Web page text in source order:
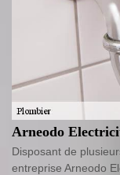
Arneodo
Disposant de
entreprise Arneodo